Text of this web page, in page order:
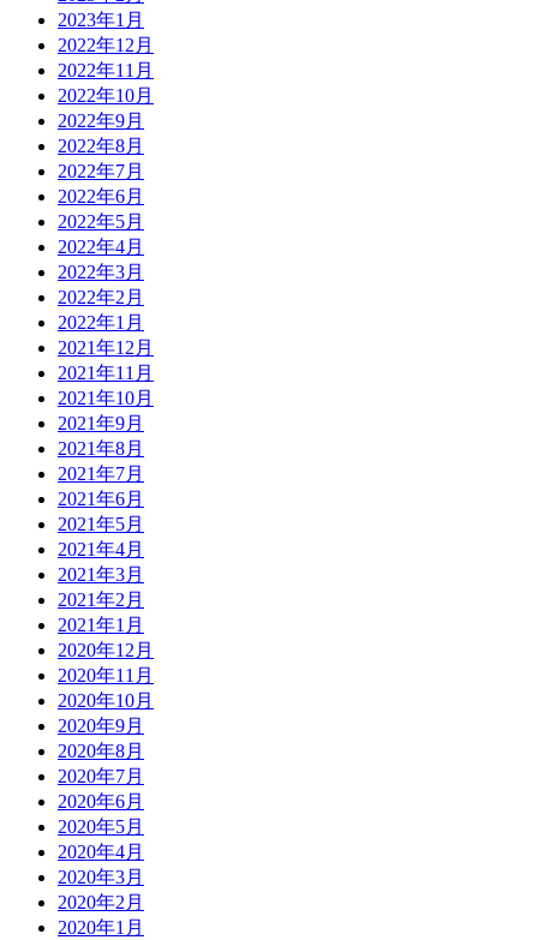
2023年1月
2022年12月
2022年11月
2022年10月
2022年9月
2022年8月
2022年7月
2022年6月
2022年5月
2022年4月
2022年3月
2022年2月
2022年1月
2021年12月
2021年11月
2021年10月
2021年9月
2021年8月
2021年7月
2021年6月
2021年5月
2021年4月
2021年3月
2021年2月
2021年1月
2020年12月
2020年11月
2020年10月
2020年9月
2020年8月
2020年7月
2020年6月
2020年5月
2020年4月
2020年3月
2020年2月
2020年1月